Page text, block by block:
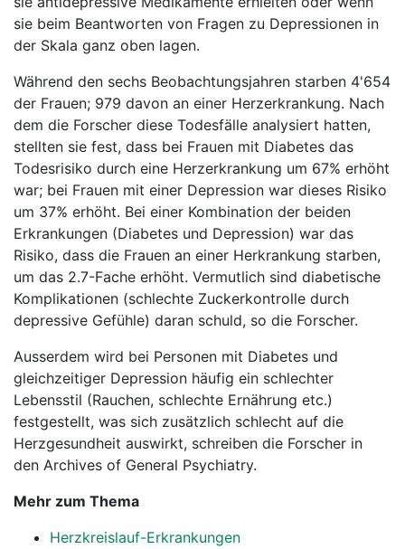
sie beim Beantworten von Fragen zu Depressionen in
der Skala ganz oben lagen.
Während den sechs Beobachtungsjahren starben 4'654
der Frauen; 979 davon an einer Herzerkrankung. Nach
dem die Forscher diese Todesfälle analysiert hatten,
stellten sie fest, dass bei Frauen mit Diabetes das
Todesrisiko durch eine Herzerkrankung um 67% erhöht
war; bei Frauen mit einer Depression war dieses Risiko
um 37% erhöht. Bei einer Kombination der beiden
Erkrankungen (Diabetes und Depression) war das
Risiko, dass die Frauen an einer Herkrankung starben,
um das 2.7-Fache erhöht. Vermutlich sind diabetische
Komplikationen (schlechte Zuckerkontrolle durch
depressive Gefühle) daran schuld, so die Forscher.
Ausserdem wird bei Personen mit Diabetes und
gleichzeitiger Depression häufig ein schlechter
Lebensstil (Rauchen, schlechte Ernährung etc.)
festgestellt, was sich zusätzlich schlecht auf die
Herzgesundheit auswirkt, schreiben die Forscher in
den Archives of General Psychiatry.
Mehr zum Thema
Herzkreislauf-Erkrankungen